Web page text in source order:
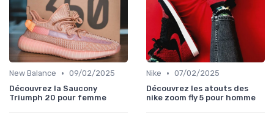
New Balance • 09/02/2025
Découvrez la Saucony
Triumph 20 pour femme
Nike • 07/02/2025
Découvrez les atouts des
nike zoom fly 5 pour homme